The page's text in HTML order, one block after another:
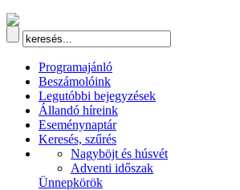
Programajánló
Beszámolóink
Legutóbbi bejegyzések
Állandó híreink
Eseménynaptár
Keresés, szűrés
Nagyböjt és húsvét
Adventi időszak
Ünnepkörök